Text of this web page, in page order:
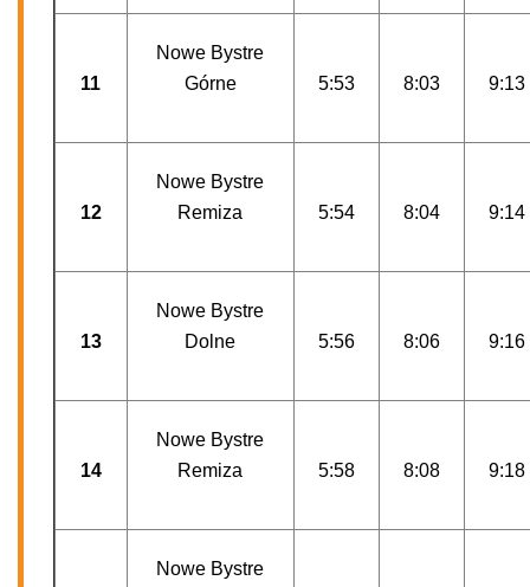
11
Nowe Bystre
Górne
5:53 8:03 9:13
12
Nowe Bystre
Remiza
5:54 8:04 9:14
13
Nowe Bystre
Dolne
5:56 8:06 9:16
14
Nowe Bystre
Remiza
5:58 8:08 9:18
Nowe Bystre